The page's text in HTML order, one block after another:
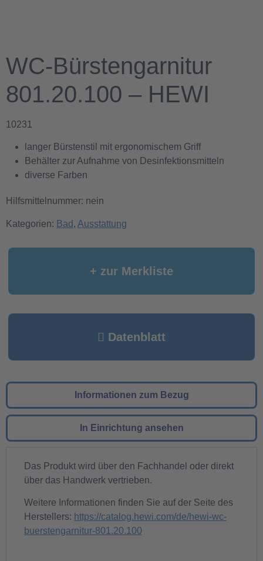
WC-Bürstengarnitur
801.20.100 – HEWI
10231
langer Bürstenstil mit ergonomischem Griff
Behälter zur Aufnahme von Desinfektionsmitteln
diverse Farben
Hilfsmittelnummer: nein
Kategorien: Bad , Ausstattung
+ zur Merkliste
Datenblatt
Informationen zum Bezug
In Einrichtung ansehen
Das Produkt wird über den Fachhandel oder direkt
über das Handwerk vertrieben.
Weitere Informationen finden Sie auf der Seite des
Herstellers: https://catalog.hewi.com/de/hewi-wc-
buerstengarnitur-801.20.100